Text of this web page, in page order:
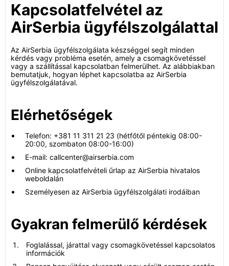
Kapcsolatfelvétel az
AirSerbia ügyfélszolgálattal
Az AirSerbia ügyfélszolgálata készséggel segít minden
kérdés vagy probléma esetén, amely a csomagkövetéssel
vagy a szállítással kapcsolatban felmerülhet. Az alábbiakban
bemutatjuk, hogyan léphet kapcsolatba az AirSerbia
ügyfélszolgálatával.
Elérhetőségek
Telefon: +381 11 311 21 23 (hétfőtől péntekig 08:00-
20:00, szombaton 08:00-16:00)
E-mail: callcenter@airserbia.com
Online kapcsolatfelvételi űrlap az AirSerbia hivatalos
weboldalán
Személyesen az AirSerbia ügyfélszolgálati irodáiban
Gyakran felmerülő kérdések
Foglalással, járattal vagy csomagkövetéssel kapcsolatos
információk